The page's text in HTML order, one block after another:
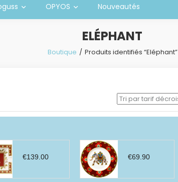
OPYOS Nouveautés
ELÉPHANT
Boutique Produits identifiés “Eléphant”
€139.00 €69.90